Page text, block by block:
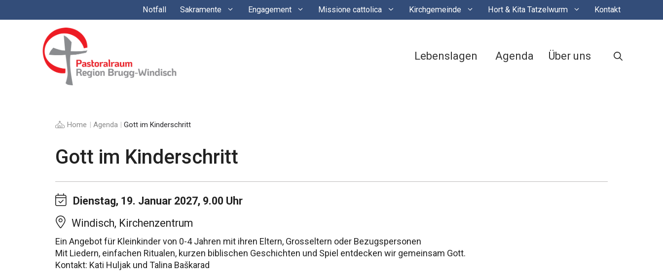
Notfall Sakramente Engagement Missione cattolica Kirchgemeinde Hort & Kita Tatzelwurm Kontakt
Lebenslagen Agenda Über uns
Home | Agenda | Gott im Kinderschritt
Gott im Kinderschritt
Dienstag, 19. Januar 2027, 9.00 Uhr
Windisch, Kirchenzentrum
Ein Angebot für Kleinkinder von 0-4 Jahren mit ihren Eltern, Grosseltern oder Bezugspersonen
Mit Liedern, einfachen Ritualen, kurzen biblischen Geschichten und Spiel entdecken wir gemeinsam Gott.
Kontakt: Kati Huljak und Talina Baškarad